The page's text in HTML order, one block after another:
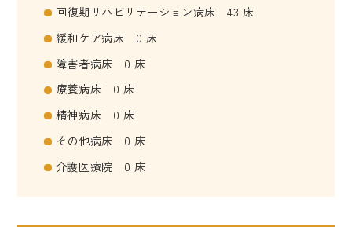
回復期リハビリテーション病床 43 床
緩和ケア病床 0 床
障害者病床 0 床
療養病床 0 床
精神病床 0 床
その他病床 0 床
介護医療院 0 床